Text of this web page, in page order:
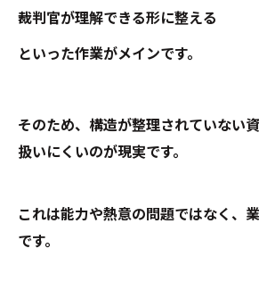
裁判官が理解できる形に整える
といった作業がメインです。
そのため、構造が整理されていない
扱いにくいのが現実です。
これは能力や熱意の問題ではなく、
です。